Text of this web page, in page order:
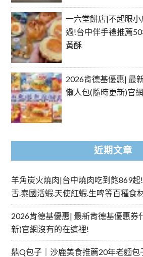
一六堂餅店|不起眼
過!台中伴手禮推薦
黃酥
2026肯德基優惠| 最
懶人包(隨時更新)官
近期文章
羊角炭火燒肉|台中燒肉吃到飽869
舌.泰國活蝦.天使紅蝦.生啤等百種食
2026肯德基優惠| 最新肯德基優惠券
新)官網沒有的在這裡!
鼎Q包子｜沙鹿美食推薦20年老麵包